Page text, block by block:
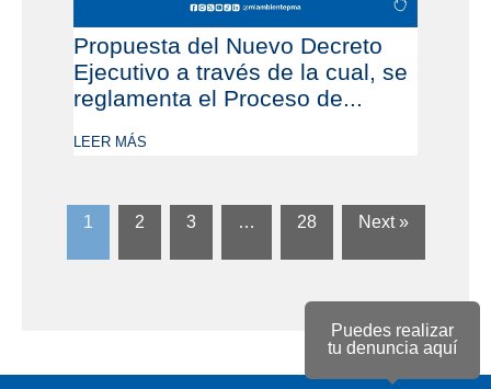
Puedes realizar
tu denuncia aquí
Propuesta del Nuevo Decreto
Ejecutivo a través de la cual, se
reglamenta el Proceso de...
LEER MÁS
1 2 3 … 28 Next »